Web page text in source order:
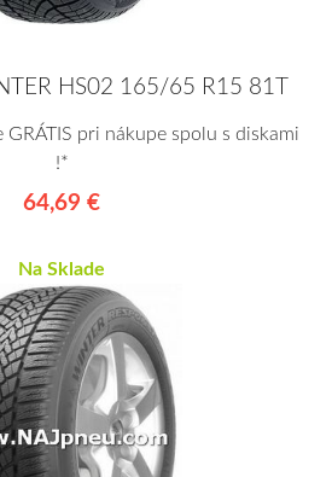
HS02 165/65 R15 81T
GRÁTIS pri nákupe spolu s diskami
!*
64,69 €
Na Sklade